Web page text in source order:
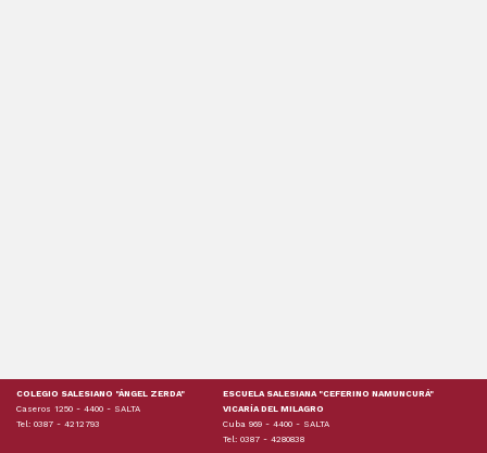
COLEGIO SALESIANO "ÁNGEL ZERDA"
Caseros 1250 - 4400 - SALTA
Tel: 0387 - 4212793
ESCUELA SALESIANA "CEFERINO NAMUNCURÁ"
VICARÍA DEL MILAGRO
Cuba 969 - 4400 - SALTA
Tel: 0387 - 4280838